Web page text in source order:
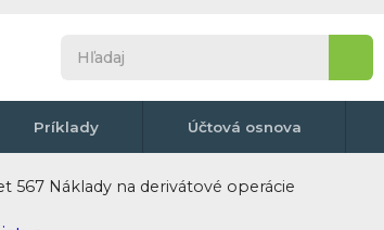
Príklady Účtová osnova
567 Náklady na derivátové operácie